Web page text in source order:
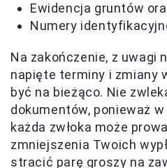
Ewidencja gruntów
Numery
Na zakończenie, z uwagi
napięte terminy i zmiany
być na bieżąco. Nie
dokumentów, ponieważ
każda zwłoka może
zmniejszenia Twoich
stracić parę groszy na